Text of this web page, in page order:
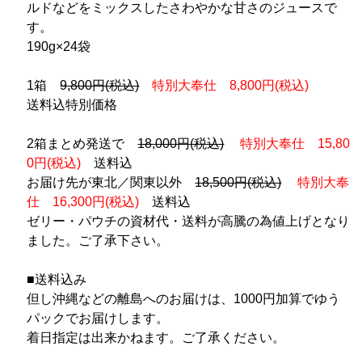
ルドなどをミックスしたさわやかな甘さのジュースで
す。
190g×24袋
1箱9,800円(税込)
特別大奉仕 8,800円(税込)
送料込特別価格
2箱まとめ発送で18,000円(税込)
特別大奉仕 15,80
0円(税込) 送料込
お届け先が東北／関東以外18,500円(税込)
特別大奉
仕 16,300円(税込) 送料込
ゼリー・パウチの資材代・送料が高騰の為値上げとなり
ました。ご了承下さい。
■送料込み
但し沖縄などの離島へのお届けは、1000円加算でゆう
パックでお届けします。
着日指定は出来かねます。ご了承ください。